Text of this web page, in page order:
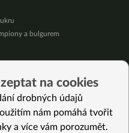
a bulgurem
zeptat na cookies
drobných údajů
nám pomáhá tvořit
a více vám porozumět.